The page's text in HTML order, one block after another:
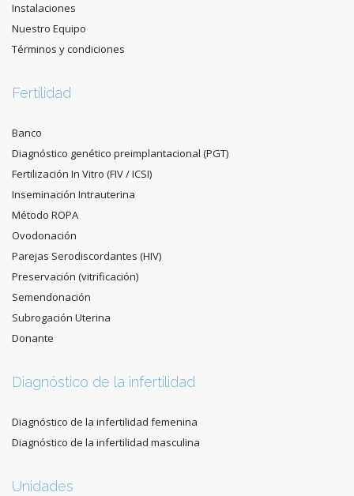
Instalaciones
Nuestro Equipo
Términos y condiciones
Fertilidad
Banco
Diagnóstico genético preimplantacional (PGT)
Fertilización In Vitro (FIV / ICSI)
Inseminación Intrauterina
Método ROPA
Ovodonación
Parejas Serodiscordantes (HIV)
Preservación (vitrificación)
Semendonación
Subrogación Uterina
Donante
Diagnóstico de la infertilidad
Diagnóstico de la infertilidad femenina
Diagnóstico de la infertilidad masculina
Unidades